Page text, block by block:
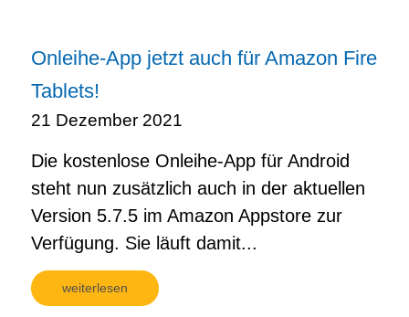
Onleihe-App jetzt auch für Amazon Fire
Tablets!
21 Dezember 2021
Die kostenlose Onleihe-App für Android
steht nun zusätzlich auch in der aktuellen
Version 5.7.5 im Amazon Appstore zur
Verfügung. Sie läuft damit...
weiterlesen